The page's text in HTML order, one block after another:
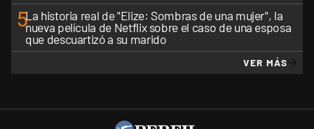
5La historia real de "Elize: Sombras de una mujer", la
nueva película de Netflix sobre el caso de una esposa
que descuartizó a su marido
VER MÁS